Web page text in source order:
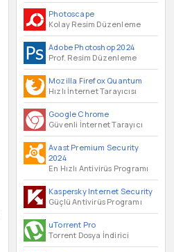
Photoscape
Kolay Resim Düzenleme
Adobe Photoshop 2024
Prof. Resim Düzenleme
Mozilla Firefox Quantum
Hızlı İnternet Tarayıcısı
Google Chrome
Güvenli İnternet Tarayıcı
Avast Premium Security
2024
En Hızlı Antivirüs Programı
Kaspersky Internet Security
Güçlü Antivirüs Programı
uTorrent Pro
Torrent Dosya İndirici